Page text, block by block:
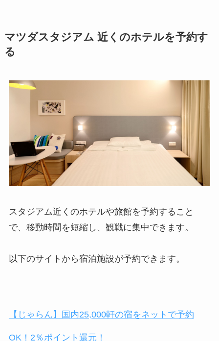
マツダスタジアム 近くのホテルを予約す
る
スタジアム近くのホテルや旅館を予約すること
で、移動時間を短縮し、観戦に集中できます。
以下のサイトから宿泊施設が予約できます。
【じゃらん】国内25,000軒の宿をネットで予約
OK！2％ポイント還元！